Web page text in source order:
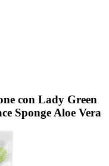
con Lady Green
Sponge Aloe Vera